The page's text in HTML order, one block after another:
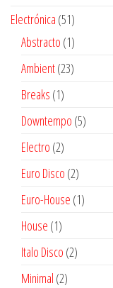
Electrónica 5151
productos
Abstracto 11
producto
Ambient 2323
Breaks 11
producto
Downtempo 55
Electro 22
productos
Euro Disco 22
productos
Euro-House 11
House 11
producto
Italo Disco 22
Minimal 22